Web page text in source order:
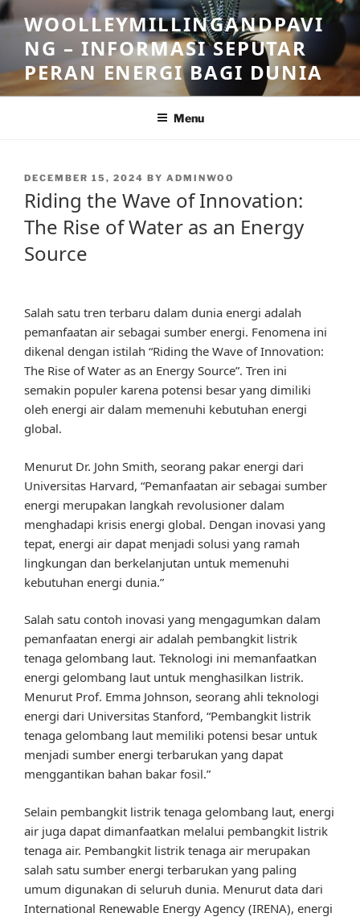
Skip
to
content
WOOLLEYMILLINGANDPAVI
NG – INFORMASI SEPUTAR
PERAN ENERGI BAGI DUNIA
Menu
POSTED
ON
DECEMBER 15, 2024 BY ADMINWOO
Riding the Wave of Innovation:
The Rise of Water as an Energy
Source
Salah satu tren terbaru dalam dunia energi adalah
pemanfaatan air sebagai sumber energi. Fenomena ini
dikenal dengan istilah “Riding the Wave of Innovation:
The Rise of Water as an Energy Source”. Tren ini
semakin populer karena potensi besar yang dimiliki
oleh energi air dalam memenuhi kebutuhan energi
global.
Menurut Dr. John Smith, seorang pakar energi dari
Universitas Harvard, “Pemanfaatan air sebagai sumber
energi merupakan langkah revolusioner dalam
menghadapi krisis energi global. Dengan inovasi yang
tepat, energi air dapat menjadi solusi yang ramah
lingkungan dan berkelanjutan untuk memenuhi
kebutuhan energi dunia.”
Salah satu contoh inovasi yang mengagumkan dalam
pemanfaatan energi air adalah pembangkit listrik
tenaga gelombang laut. Teknologi ini memanfaatkan
energi gelombang laut untuk menghasilkan listrik.
Menurut Prof. Emma Johnson, seorang ahli teknologi
energi dari Universitas Stanford, “Pembangkit listrik
tenaga gelombang laut memiliki potensi besar untuk
menjadi sumber energi terbarukan yang dapat
menggantikan bahan bakar fosil.”
Selain pembangkit listrik tenaga gelombang laut, energi
air juga dapat dimanfaatkan melalui pembangkit listrik
tenaga air. Pembangkit listrik tenaga air merupakan
salah satu sumber energi terbarukan yang paling
umum digunakan di seluruh dunia. Menurut data dari
International Renewable Energy Agency (IRENA), energi